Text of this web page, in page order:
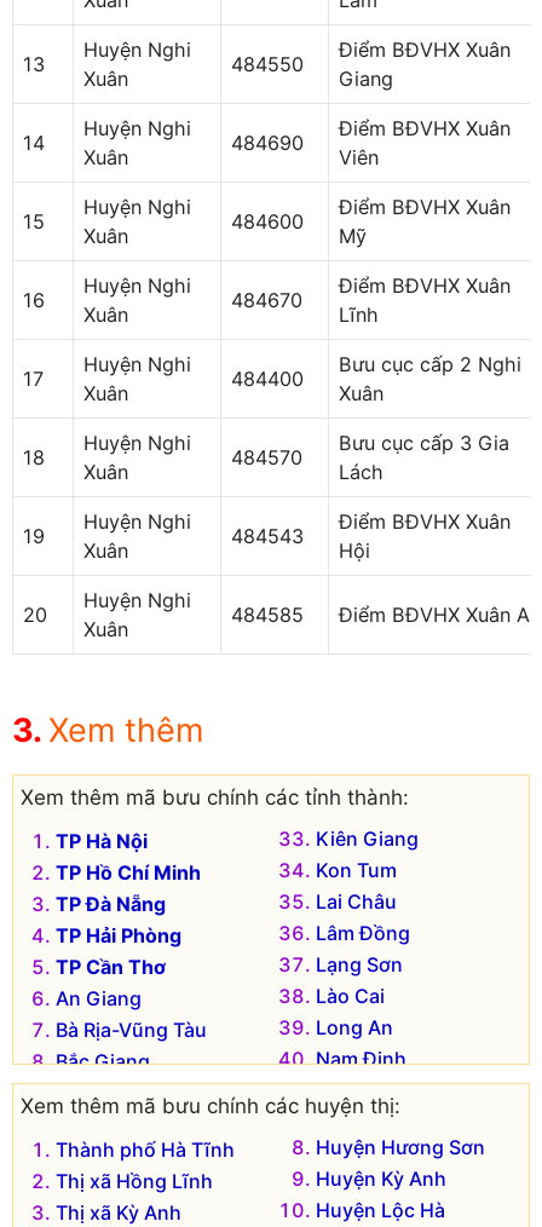
13
Huyện Nghi
Xuân
484550
Điểm BĐVHX Xuân
Giang
14
Huyện Nghi
Xuân
484690
Điểm BĐVHX Xuân
Viên
15
Huyện Nghi
Xuân
484600
Điểm BĐVHX Xuân
Mỹ
16
Huyện Nghi
Xuân
484670
Điểm BĐVHX Xuân
Lĩnh
17
Huyện Nghi
Xuân
484400
Bưu cục cấp 2 Nghi
Xuân
18
Huyện Nghi
Xuân
484570
Bưu cục cấp 3 Gia
Lách
19
Huyện Nghi
Xuân
484543
Điểm BĐVHX Xuân
Hội
20
Huyện Nghi
Xuân
484585 Điểm BĐVHX Xuân An
Xem thêm
Xem thêm mã bưu chính các tỉnh thành:
TP Hà Nội
TP Hồ Chí Minh
TP Đà Nẵng
TP Hải Phòng
TP Cần Thơ
An Giang
Bà Rịa-Vũng Tàu
Bắc Giang
Bắc Kạn
Bắc Ninh
Bến Tre
Bình Định
Kiên Giang
Kon Tum
Lai Châu
Lâm Đồng
Lạng Sơn
Lào Cai
Long An
Nam Định
Nghệ An
Ninh Bình
Ninh Thuận
Phú Thọ
Phú Yên
Xem thêm mã bưu chính các huyện thị:
Thành phố Hà Tĩnh
Thị xã Hồng Lĩnh
Thị xã Kỳ Anh
Huyện Hương Sơn
Huyện Kỳ Anh
Huyện Lộc Hà